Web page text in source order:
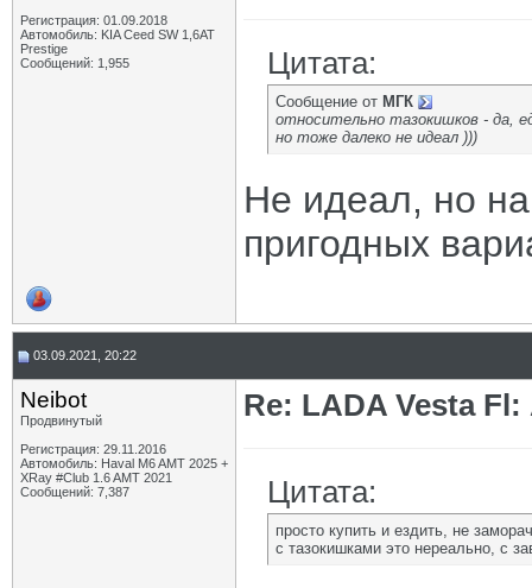
Регистрация: 01.09.2018
Автомобиль: KIA Ceed SW 1,6AT
Prestige
Сообщений: 1,955
Цитата:
Сообщение от МГК
относительно тазокишков - да,
но тоже далеко не идеал )))
Не идеал, но
пригодных
03.09.2021, 20:22
Neibot
Продвинутый
Регистрация: 29.11.2016
Автомобиль: Haval M6 AMT 2025 +
XRay #Club 1.6 AMT 2021
Сообщений: 7,387
Re: LADA Vesta
Цитата:
просто купить и ездить, не
с тазокишками это нереально, с